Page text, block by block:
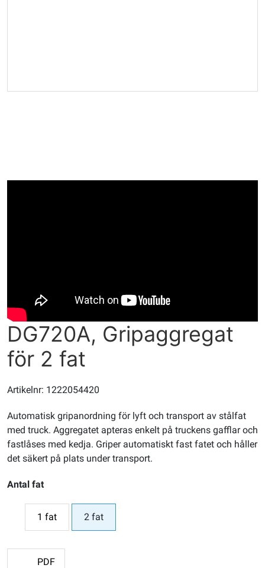
DG720A, Gripaggregat
för 2 fat
Artikelnr: 1222054420
Automatisk gripanordning för lyft och transport av stålfat
med truck. Aggregatet apteras enkelt på truckens gafflar och
fastlåses med kedja. Griper automatiskt fast fatet och håller
det säkert på plats under transport.
Antal fat
1 fat 2 fat
PDF